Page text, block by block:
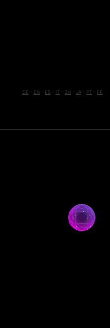
DE EN ES IT ZH JA PT FR